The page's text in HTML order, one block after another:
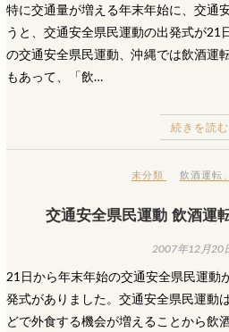
特に交通量が増える年末年始に、交通
うと、交通安全県民運動の出発式が21
の交通安全県民運動、沖縄では飲酒運
もあって、「飲…
続きを読む
未分類 飲酒運転
交通安全県民運動 飲酒運
2007年12月20
21日から年末年始の交通安全県民運動
発式がありました。交通安全県民運動
どで外食する機会が増えることから飲